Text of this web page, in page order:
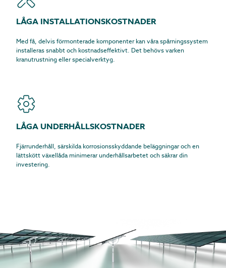
LÅGA INSTALLATIONSKOSTNADER
Med få, delvis förmonterade komponenter kan våra spårningssystem
installeras snabbt och kostnadseffektivt. Det behövs varken
kranutrustning eller specialverktyg.
LÅGA UNDERHÅLLSKOSTNADER
Fjärrunderhåll, särskilda korrosionsskyddande beläggningar och en
lättskött växellåda minimerar underhållsarbetet och säkrar din
investering.